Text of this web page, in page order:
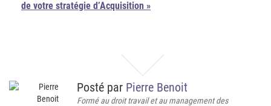
de votre stratégie d’Acquisition »
Posté par Pierre Benoit
Formé au droit travail et au management des